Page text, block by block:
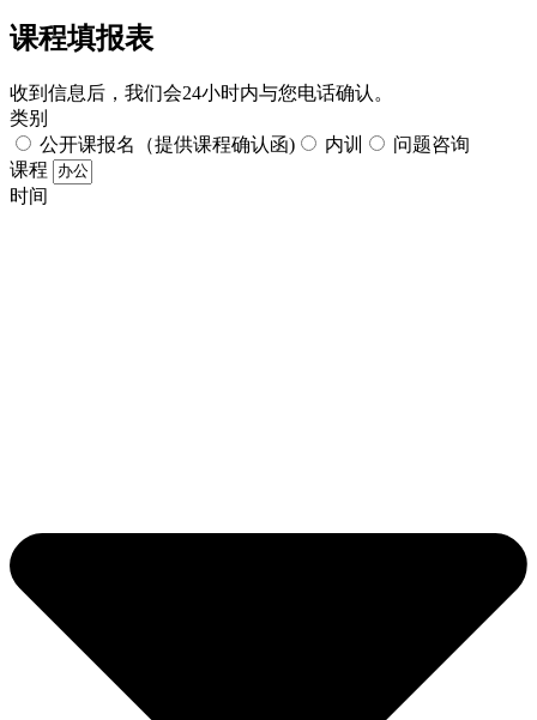
课程填报表​
收到信息后，我们会24小时内与您电话确认。​
类别
公开课报名（提供课程确认函)
内训
问题咨询
课程
时间